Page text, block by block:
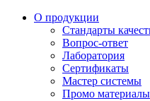
О продукции
Стандарты
Вопрос-ответ
Лаборатория
Сертификаты
Мастер системы
Промо материалы